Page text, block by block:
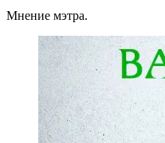
Мнение мэтра.